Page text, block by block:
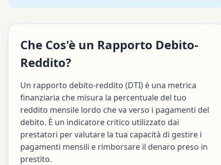
Che Cos'è un Rapporto Debito-
Reddito?
Un rapporto debito-reddito (DTI) è una metrica
finanziaria che misura la percentuale del tuo
reddito mensile lordo che va verso i pagamenti del
debito. È un indicatore critico utilizzato dai
prestatori per valutare la tua capacità di gestire i
pagamenti mensili e rimborsare il denaro preso in
prestito.